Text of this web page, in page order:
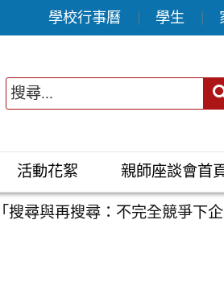
學校行事曆 學生
活動花絮 親師座談會首
尋與再搜尋：不完全競爭下企